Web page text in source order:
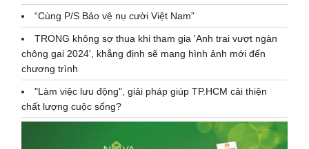
“Cùng P/S Bảo vệ nụ cười Việt Nam”
TRONG không sợ thua khi tham gia 'Anh trai vượt ngàn
chông gai 2024', khẳng định sẽ mang hình ảnh mới đến
chương trình
"Làm việc lưu động", giải pháp giúp TP.HCM cải thiện
chất lượng cuộc sống?